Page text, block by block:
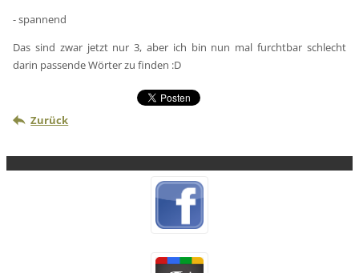
- spannend
Das sind zwar jetzt nur 3, aber ich bin nun mal furchtbar schlecht
darin passende Wörter zu finden :D
Zurück